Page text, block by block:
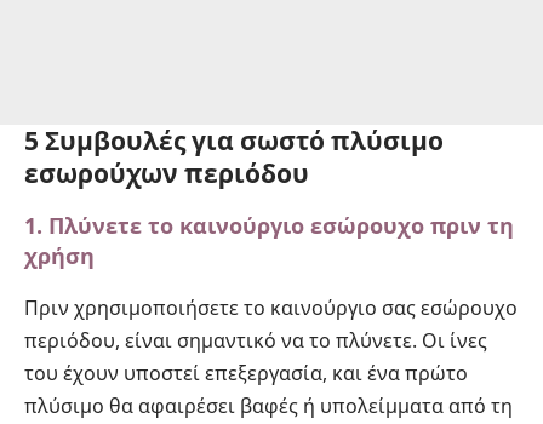
5 Συμβουλές για σωστό πλύσιμο
εσωρούχων περιόδου
1. Πλύνετε το καινούργιο εσώρουχο πριν τη
χρήση
Πριν χρησιμοποιήσετε το καινούργιο σας εσώρουχο
περιόδου, είναι σημαντικό να το πλύνετε. Οι ίνες
του έχουν υποστεί επεξεργασία, και ένα πρώτο
πλύσιμο θα αφαιρέσει βαφές ή υπολείμματα από τη